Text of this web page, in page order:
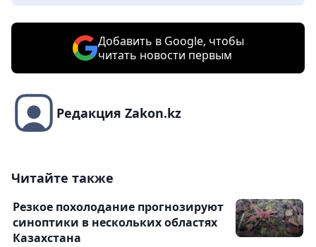
Добавить в Google, чтобы
читать новости первым
Редакция Zakon.kz
Читайте также
Резкое похолодание прогнозируют
синоптики в нескольких областях
Казахстана